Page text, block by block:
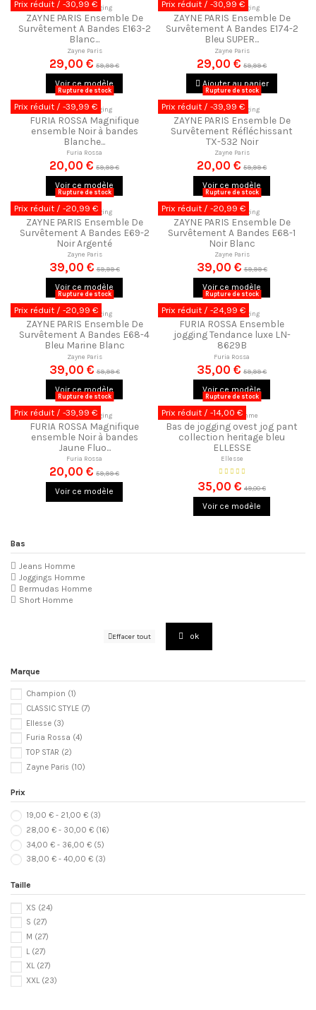
Prix réduit / -30,99 €
Ensemble Jogging
ZAYNE PARIS Ensemble De
Survêtement A Bandes E163-2
Blanc...
Zayne Paris
29,00 € 59,99 €
Voir ce modèle
Prix réduit / -30,99 €
Ensemble Jogging
ZAYNE PARIS Ensemble De
Survêtement A Bandes E174-2
Bleu SUPER...
Zayne Paris
29,00 € 59,99 €
Ajouter au panier
Prix réduit / -39,99 €
Rupture de stock
Ensemble Jogging
FURIA ROSSA Magnifique
ensemble Noir à bandes
Blanche...
Furia Rossa
20,00 € 59,99 €
Voir ce modèle
Prix réduit / -39,99 €
Rupture de stock
Ensemble Jogging
ZAYNE PARIS Ensemble De
Survêtement Réfléchissant
TX-532 Noir
Zayne Paris
20,00 € 59,99 €
Voir ce modèle
Prix réduit / -20,99 €
Rupture de stock
Ensemble Jogging
ZAYNE PARIS Ensemble De
Survêtement A Bandes E69-2
Noir Argenté
Zayne Paris
39,00 € 59,99 €
Voir ce modèle
Prix réduit / -20,99 €
Rupture de stock
Ensemble Jogging
ZAYNE PARIS Ensemble De
Survêtement A Bandes E68-1
Noir Blanc
Zayne Paris
39,00 € 59,99 €
Voir ce modèle
Prix réduit / -20,99 €
Rupture de stock
Ensemble Jogging
ZAYNE PARIS Ensemble De
Survêtement A Bandes E68-4
Bleu Marine Blanc
Zayne Paris
39,00 € 59,99 €
Voir ce modèle
Prix réduit / -24,99 €
Rupture de stock
Ensemble Jogging
FURIA ROSSA Ensemble
jogging Tendance luxe LN-
8629B
Furia Rossa
35,00 € 59,99 €
Voir ce modèle
Prix réduit / -39,99 €
Rupture de stock
Ensemble Jogging
FURIA ROSSA Magnifique
ensemble Noir à bandes
Jaune Fluo...
Furia Rossa
20,00 € 59,99 €
Voir ce modèle
Prix réduit / -14,00 €
Rupture de stock
Joggings Homme
Bas de jogging ovest jog pant
collection heritage bleu
ELLESSE
Ellesse
35,00 € 49,00 €
Voir ce modèle
Bas
Jeans Homme
Joggings Homme
Bermudas Homme
Short Homme
Effacer tout ok
Marque
Champion (1)
CLASSIC STYLE (7)
Ellesse (3)
Furia Rossa (4)
TOP STAR (2)
Zayne Paris (10)
Prix
19,00 € - 21,00 € (3)
28,00 € - 30,00 € (16)
34,00 € - 36,00 € (5)
38,00 € - 40,00 € (3)
Taille
XS (24)
S (27)
M (27)
L (27)
XL (27)
XXL (23)